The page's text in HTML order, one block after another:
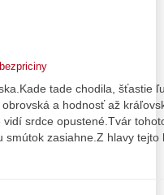
tade chodila, šťastie
a hodnosť až
srdce opustené.Tvár
smútok zasiahne.Z hlavy